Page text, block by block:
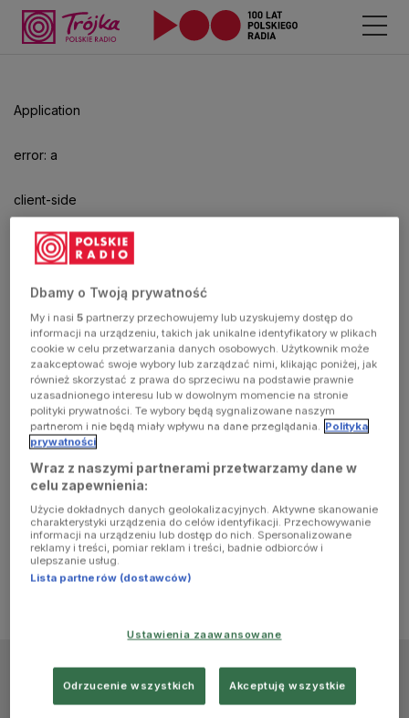
Application
error: a
client-side
exception
has
occurred
(see the
browser
console for
more
information)
Dbamy o Twoją prywatność
My i nasi5 partnerzy przechowujemy lub uzyskujemy dostęp do
informacji na urządzeniu, takich jak unikalne identyfikatory w plikach
cookie w celu przetwarzania danych osobowych. Użytkownik może
zaakceptować swoje wybory lub zarządzać nimi, klikając poniżej, jak
również skorzystać z prawa do sprzeciwu na podstawie prawnie
uzasadnionego interesu lub w dowolnym momencie na stronie
polityki prywatności. Te wybory będą sygnalizowane naszym
partnerom i nie będą miały wpływu na dane przeglądania. Polityka
prywatności
Wraz z naszymi partnerami przetwarzamy dane w
celu zapewnienia:
Użycie dokładnych danych geolokalizacyjnych. Aktywne skanowanie
charakterystyki urządzenia do celów identyfikacji. Przechowywanie
informacji na urządzeniu lub dostęp do nich. Spersonalizowane
reklamy i treści, pomiar reklam i treści, badnie odbiorców i
ulepszanie usług.
Lista partnerów (dostawców)
Ustawienia zaawansowane
Odrzucenie wszystkich Akceptuję wszystkie